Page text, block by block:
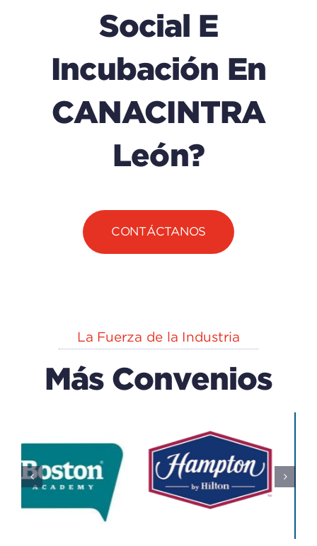
Social E
Incubación En
CANACINTRA
León?
CONTÁCTANOS
La Fuerza de la Industria
Más Convenios
CAPACK
Del IECA
Educación Educativo
EXPLORA
(centro
De